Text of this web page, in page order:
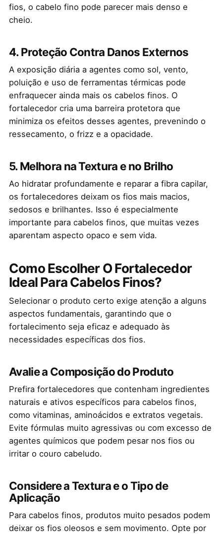
fios, o cabelo fino pode parecer mais denso e
cheio.
4. Proteção Contra Danos Externos
A exposição diária a agentes como sol, vento,
poluição e uso de ferramentas térmicas pode
enfraquecer ainda mais os cabelos finos. O
fortalecedor cria uma barreira protetora que
minimiza os efeitos desses agentes, prevenindo o
ressecamento, o frizz e a opacidade.
5. Melhora na Textura e no Brilho
Ao hidratar profundamente e reparar a fibra capilar,
os fortalecedores deixam os fios mais macios,
sedosos e brilhantes. Isso é especialmente
importante para cabelos finos, que muitas vezes
aparentam aspecto opaco e sem vida.
Como Escolher O Fortalecedor
Ideal Para Cabelos Finos?
Selecionar o produto certo exige atenção a alguns
aspectos fundamentais, garantindo que o
fortalecimento seja eficaz e adequado às
necessidades específicas dos fios.
Avalie a Composição do Produto
Prefira fortalecedores que contenham ingredientes
naturais e ativos específicos para cabelos finos,
como vitaminas, aminoácidos e extratos vegetais.
Evite fórmulas muito agressivas ou com excesso de
agentes químicos que podem pesar nos fios ou
irritar o couro cabeludo.
Considere a Textura e o Tipo de
Aplicação
Para cabelos finos, produtos muito pesados podem
deixar os fios oleosos e sem movimento. Opte por